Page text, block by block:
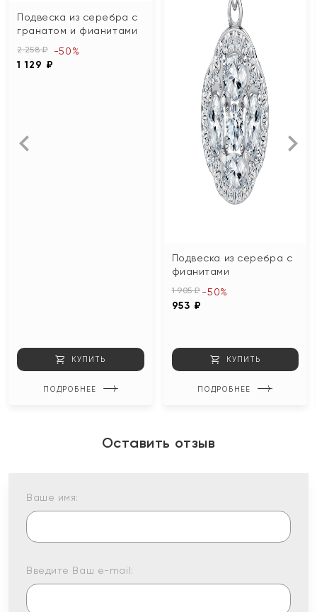
Подвеска из серебра с
гранатом и фианитами
2 258 ₽
1 129 ₽
-50%
КУПИТЬ
ПОДРОБНЕЕ
Подвеска из серебра с
фианитами
1 905 ₽
953 ₽
-50%
КУПИТЬ
ПОДРОБНЕЕ
Оставить отзыв
Ваше имя:
Введите Ваш e-mail: